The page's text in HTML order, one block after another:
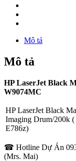
Mô tả
Mô tả
HP LaserJet Black
W9074MC
HP LaserJet Black
Imaging Drum/200k (
E786z)
☎ Hotline Dự Án
(Mrs. Mai)